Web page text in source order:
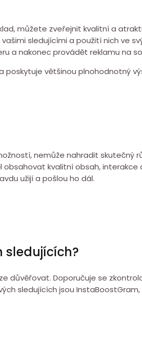
můžete zveřejnit kvalitní a
sledujícími a použití nich ve
a nakonec provádět reklamu na
poskytuje většinou plnohodnotný
nemůže nahradit skutečný
kvalitní obsah, interakce
užijí a pošlou ho dál.
sledujících?
důvěřovat. Doporučuje se
sledujících jsou InstaBoostGram,